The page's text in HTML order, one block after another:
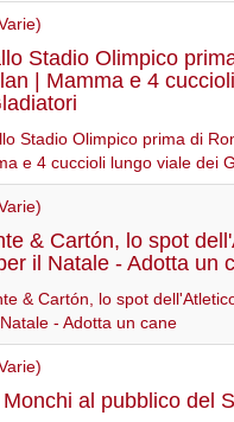
Stadio Olimpico
| Mamma e 4
& Cartón, lo spot
il Natale - Adotta un
al pubblico del